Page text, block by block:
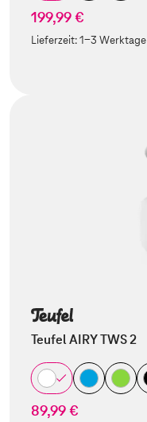
199,99 €
Lieferzeit:1-3 Werktage
Teufel AIRY TWS 2
89,99 €